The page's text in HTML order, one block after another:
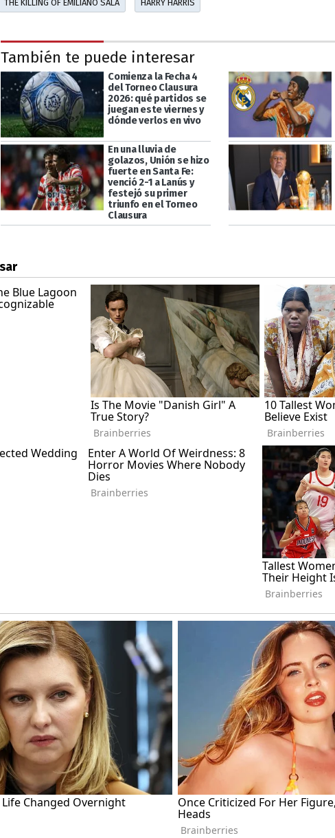
THE KILLING OF EMILIANO SALA HARRY HARRIS
También te puede interesar
Comienza la Fecha 4
del Torneo Clausura
2026: qué partidos se
juegan este viernes y
dónde verlos en vivo
En una lluvia de
golazos, Unión se hizo
fuerte en Santa Fe:
venció 2-1 a Lanús y
festejó su primer
triunfo en el Torneo
Clausura